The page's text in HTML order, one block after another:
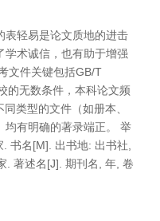
表轻易是论文质地的进击
学术诚信，也有助于增强
文件关键包括GB/T
的无数条件，本科论文频
类型的文件（如册本、
均有明确的著录端正。 举
书名[M]. 出书地: 出书社,
. 著述名[J]. 期刊名, 年, 卷